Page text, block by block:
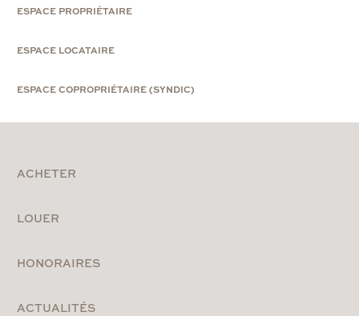
ESPACE PROPRIÉTAIRE
ESPACE LOCATAIRE
ESPACE COPROPRIÉTAIRE (SYNDIC)
ACHETER
LOUER
HONORAIRES
ACTUALITÉS